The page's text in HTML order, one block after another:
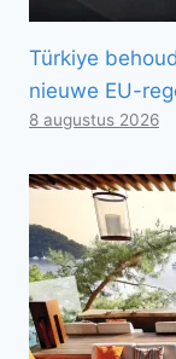
Türkiye
nieuwe EU-
8 augustus 2026